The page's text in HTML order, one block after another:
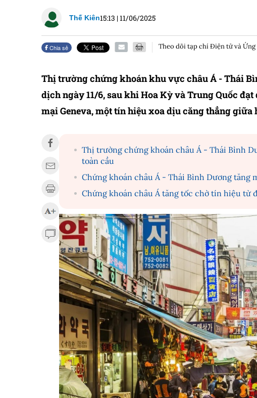
Thế Kiên15:13 |11/06/2025
Chia sẻ Theo dõi tạp chí Điện tử và
Thị trường chứng khoán khu vực châu Á - Thái
dịch ngày 11/6, sau khi Hoa Kỳ và Trung Quốc
mại Geneva, một tín hiệu xoa dịu căng thẳng
Thị trường chứng khoán châu Á - Thái Bình
toàn cầu
Chứng khoán châu Á - Thái Bình Dương tăng
Chứng khoán châu Á tăng tốc chờ tín hiệu từ